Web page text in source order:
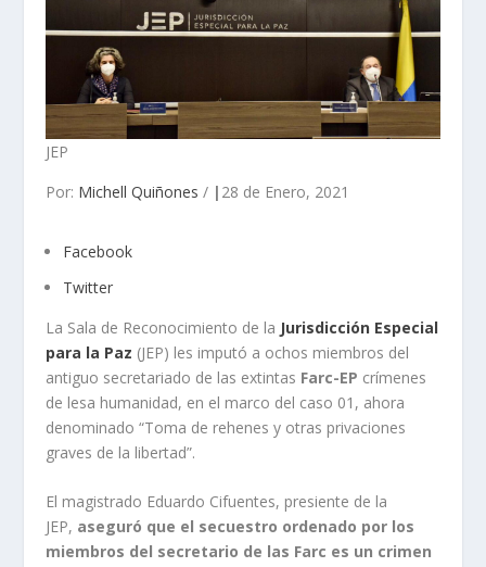
JEP
Por: Michell Quiñones / | 28 de Enero, 2021
Facebook
Twitter
La Sala de Reconocimiento de la Jurisdicción Especial
para la Paz (JEP) les imputó a ochos miembros del
antiguo secretariado de las extintas Farc-EP crímenes
de lesa humanidad, en el marco del caso 01, ahora
denominado “Toma de rehenes y otras privaciones
graves de la libertad”.
El magistrado Eduardo Cifuentes, presiente de la
JEP, aseguró que el secuestro ordenado por los
miembros del secretario de las Farc es un crimen